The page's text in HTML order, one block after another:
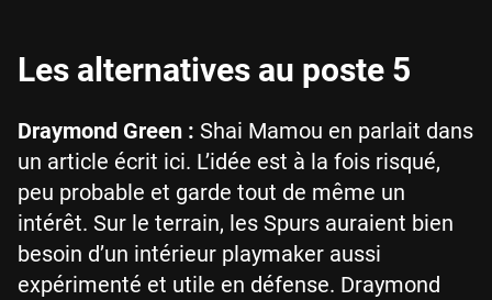
Les alternatives au poste 5
Draymond Green : Shai Mamou en parlait dans
un article écrit ici. L’idée est à la fois risqué,
peu probable et garde tout de même un
intérêt. Sur le terrain, les Spurs auraient bien
besoin d’un intérieur playmaker aussi
expérimenté et utile en défense. Draymond